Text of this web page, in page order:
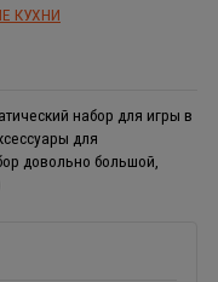
КУХНИ
набор для игры в
для
довольно большой,